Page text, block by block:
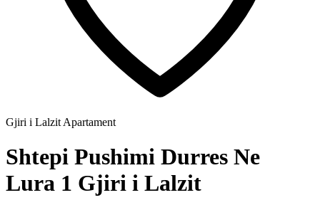
Gjiri i Lalzit Apartament
Shtepi Pushimi Durres Ne
Lura 1 Gjiri i Lalzit